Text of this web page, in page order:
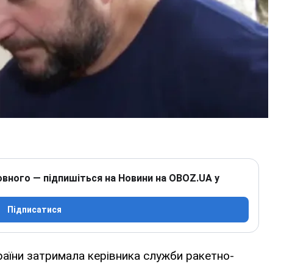
— підпишіться на Новини на OBOZ.UA у
Підписатися
затримала керівника служби ракетно-